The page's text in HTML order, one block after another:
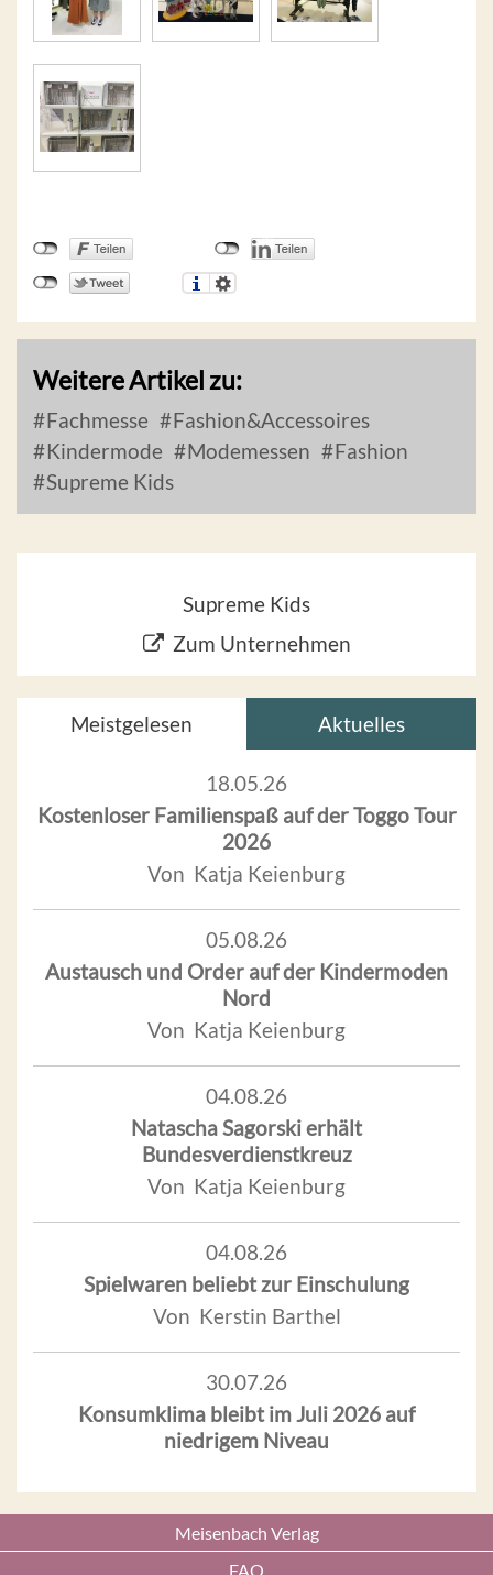
Weitere Artikel zu:
Fachmesse
Fashion&Accessoires
Kindermode
Modemessen
Fashion
Supreme Kids
Supreme Kids
Zum Unternehmen
Meistgelesen Aktuelles
18.05.26
Kostenloser Familienspaß auf der Toggo Tour
2026
Von Katja Keienburg
05.08.26
Austausch und Order auf der Kindermoden
Nord
Von Katja Keienburg
04.08.26
Natascha Sagorski erhält
Bundesverdienstkreuz
Von Katja Keienburg
04.08.26
Spielwaren beliebt zur Einschulung
Von Kerstin Barthel
30.07.26
Konsumklima bleibt im Juli 2026 auf
niedrigem Niveau
Meisenbach Verlag
FAQ